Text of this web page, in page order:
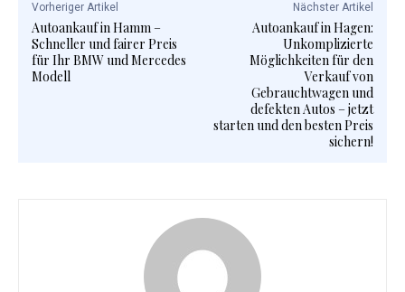
Vorheriger Artikel
Autoankauf in Hamm –
Schneller und fairer Preis
für Ihr BMW und Mercedes
Modell
Nächster Artikel
Autoankauf in Hagen:
Unkomplizierte
Möglichkeiten für den
Verkauf von
Gebrauchtwagen und
defekten Autos – jetzt
starten und den besten Preis
sichern!